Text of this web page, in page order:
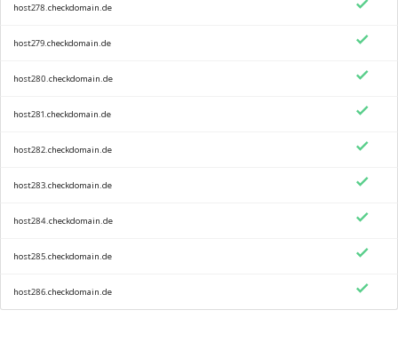
host278.checkdomain.de
host279.checkdomain.de
host280.checkdomain.de
host281.checkdomain.de
host282.checkdomain.de
host283.checkdomain.de
host284.checkdomain.de
host285.checkdomain.de
host286.checkdomain.de